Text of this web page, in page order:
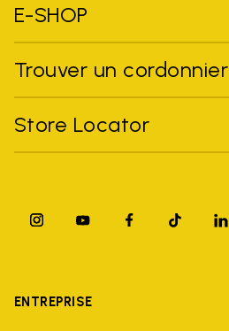
E-SHOP
Trouver un cordonnier
Store Locator
ENTREPRISE